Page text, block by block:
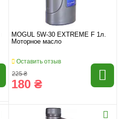
MOGUL 5W-30 EXTREME F 1л.
Моторное масло
Оставить отзыв
225 ₴
180 ₴